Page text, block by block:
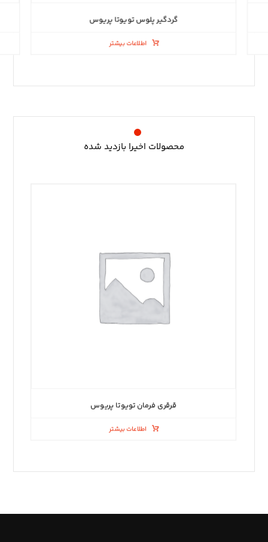
گردگیر پلوس تویوتا پریوس
اطلاعات بیشتر
محصولات اخیرا بازدید شده
قرقری فرمان تویوتا پریوس
اطلاعات بیشتر